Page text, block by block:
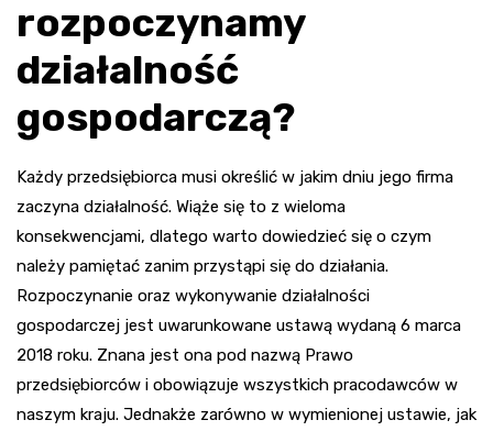
rozpoczynamy
działalność
gospodarczą?
Każdy przedsiębiorca musi określić w jakim dniu jego firma
zaczyna działalność. Wiąże się to z wieloma
konsekwencjami, dlatego warto dowiedzieć się o czym
należy pamiętać zanim przystąpi się do działania.
Rozpoczynanie oraz wykonywanie działalności
gospodarczej jest uwarunkowane ustawą wydaną 6 marca
2018 roku. Znana jest ona pod nazwą Prawo
przedsiębiorców i obowiązuje wszystkich pracodawców w
naszym kraju. Jednakże zarówno w wymienionej ustawie, jak